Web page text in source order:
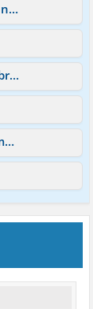
Belastende Situation in der Familie,weiß nicht mehr weiter
Angespannte Situation nach Therapieabbruch
Schlafstörung nach Schlaganfall Medikamente